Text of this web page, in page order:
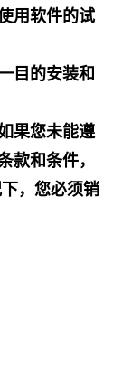
用软件的试
目的安装和
果您未能遵
款和条件，
，您必须销